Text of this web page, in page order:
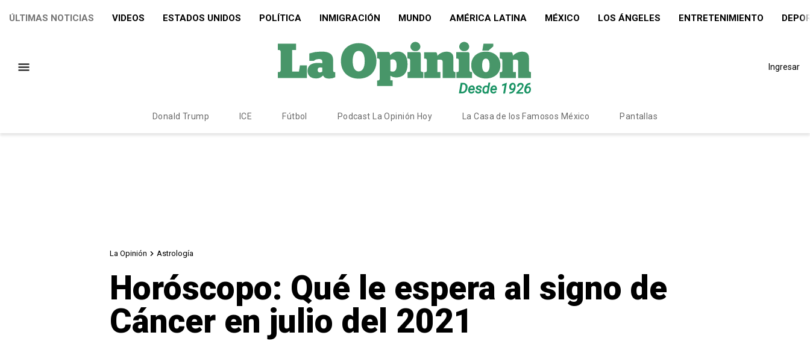
ÚLTIMAS NOTICIAS VIDEOS ESTADOS UNIDOS POLÍTICA INMIGRACIÓN MUNDO AMÉRICA LATINA MÉXICO LOS ÁNGELES ENTRETENIMIENTO
Ingresar
Donald Trump ICE Fútbol Podcast La Opinión Hoy La Casa de los Famosos México Pantallas
La Opinión Astrología
Horóscopo: Qué le espera al signo de
Cáncer en julio del 2021